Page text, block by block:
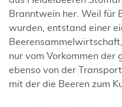
Branntwein her. Weil für
wurden, entstand einer
nur vom Vorkommen der
ebenso von der
mit der die Beeren zum